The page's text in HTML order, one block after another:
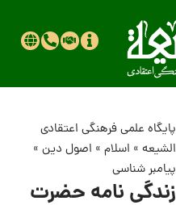
پایگاه علمی فرهنگی اعتقادی
الشیعه» اسلام» اصول دین»
پیامبر شناسی
زندگی نامه حضرت